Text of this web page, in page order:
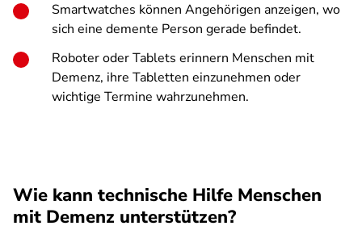
Smartwatches können Angehörigen anzeigen, wo
sich eine demente Person gerade befindet.
Roboter oder Tablets erinnern Menschen mit
Demenz, ihre Tabletten einzunehmen oder
wichtige Termine wahrzunehmen.
Wie kann technische Hilfe Menschen
mit Demenz unterstützen?